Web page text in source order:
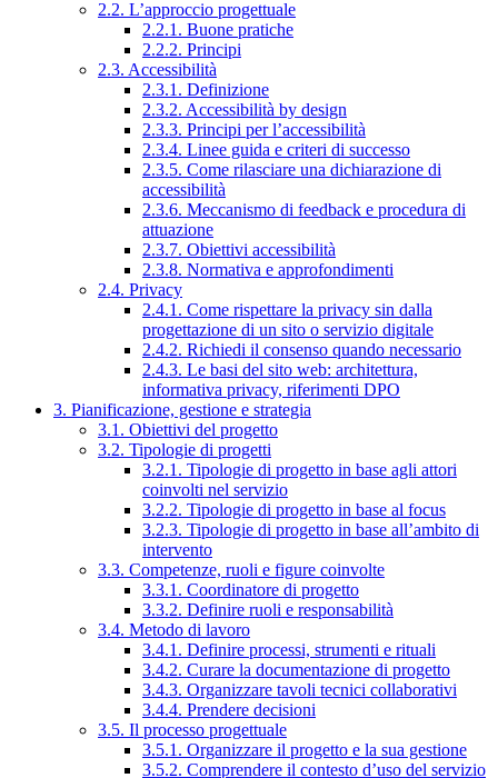
2.2. L’approccio progettuale
2.2.1. Buone pratiche
2.2.2. Principi
2.3. Accessibilità
2.3.1. Definizione
2.3.2. Accessibilità by design
2.3.3. Principi per l’accessibilità
2.3.4. Linee guida e criteri di successo
2.3.5. Come rilasciare una dichiarazione di
accessibilità
2.3.6. Meccanismo di feedback e procedura di
attuazione
2.3.7. Obiettivi accessibilità
2.3.8. Normativa e approfondimenti
2.4. Privacy
2.4.1. Come rispettare la privacy sin dalla
progettazione di un sito o servizio digitale
2.4.2. Richiedi il consenso quando necessario
2.4.3. Le basi del sito web: architettura,
informativa privacy, riferimenti DPO
3. Pianificazione, gestione e strategia
3.1. Obiettivi del progetto
3.2. Tipologie di progetti
3.2.1. Tipologie di progetto in base agli attori
coinvolti nel servizio
3.2.2. Tipologie di progetto in base al focus
3.2.3. Tipologie di progetto in base all’ambito di
intervento
3.3. Competenze, ruoli e figure coinvolte
3.3.1. Coordinatore di progetto
3.3.2. Definire ruoli e responsabilità
3.4. Metodo di lavoro
3.4.1. Definire processi, strumenti e rituali
3.4.2. Curare la documentazione di progetto
3.4.3. Organizzare tavoli tecnici collaborativi
3.4.4. Prendere decisioni
3.5. Il processo progettuale
3.5.1. Organizzare il progetto e la sua gestione
3.5.2. Comprendere il contesto d’uso del servizio